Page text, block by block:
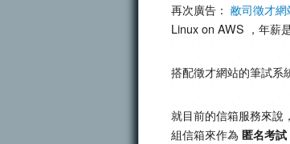
再次廣告： 敝司徵才網
Linux on AWS ，年薪
搭配徵才網站的筆試系
就目前的信箱服務來說
組信箱來作為 匿名考試